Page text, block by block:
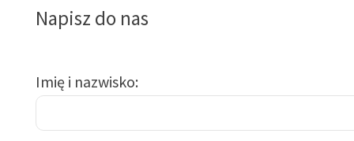
Napisz do nas
Imię i nazwisko